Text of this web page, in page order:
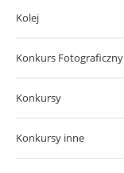
Kolej
Konkurs Fotograficzny
Konkursy
Konkursy inne